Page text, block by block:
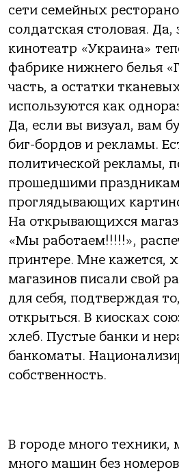
сети семейных
солдатская столовая. Да,
кинотеатр «Украина»
фабрике нижнего белья
часть, а остатки
используются как
Да, если вы визуал, вам
биг-бордов и рекламы.
политической рекламы,
прошедшими
проглядывающих
На открывающихся
«Мы работаем!!!!!»,
принтере. Мне кажется,
магазинов писали свой
для себя, подтверждая
открыться. В киосках
хлеб. Пустые банки и
банкоматы.
собственность.
В городе много техники,
много машин без